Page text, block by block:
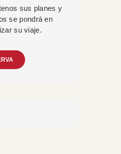
sus planes y
se pondrá en
su viaje.